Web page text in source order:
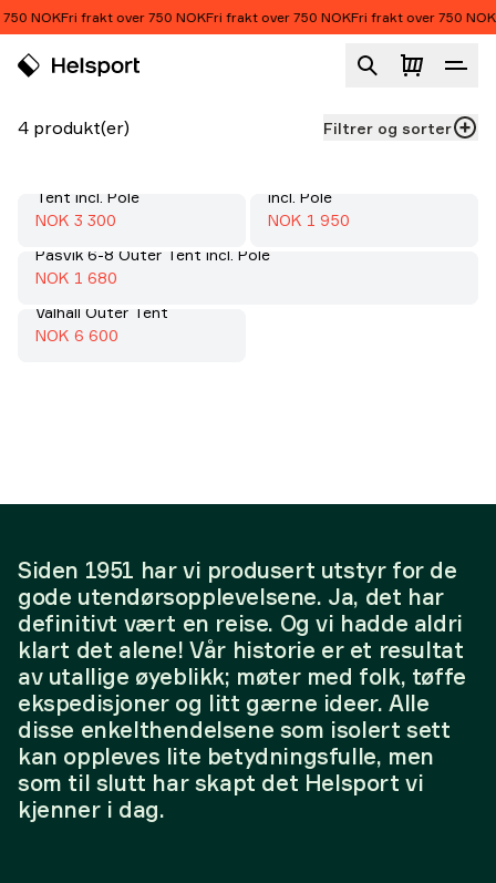
Hopp til innhold
NOKFri frakt over 750 NOKFri frakt over 750 NOKFri frakt over 750 NOK
Filtrer og sorter
4 produkt(er)
Salg
Tent incl. Pole
Salgspris:
NOK 3 300
incl. Pole
Salgspris:
NOK 1 950
Salg :
Pasvik 6-8 Outer Tent incl. Pole
Salgspris:
NOK 1 680
Salg :
Valhall Outer Tent
Salgspris:
NOK 6 600
Siden 1951 har vi produsert utstyr for de
gode utendørsopplevelsene. Ja, det har
definitivt vært en reise. Og vi hadde aldri
klart det alene! Vår historie er et resultat
av utallige øyeblikk; møter med folk, tøffe
ekspedisjoner og litt gærne ideer. Alle
disse enkelthendelsene som isolert sett
kan oppleves lite betydningsfulle, men
som til slutt har skapt det Helsport vi
kjenner i dag.